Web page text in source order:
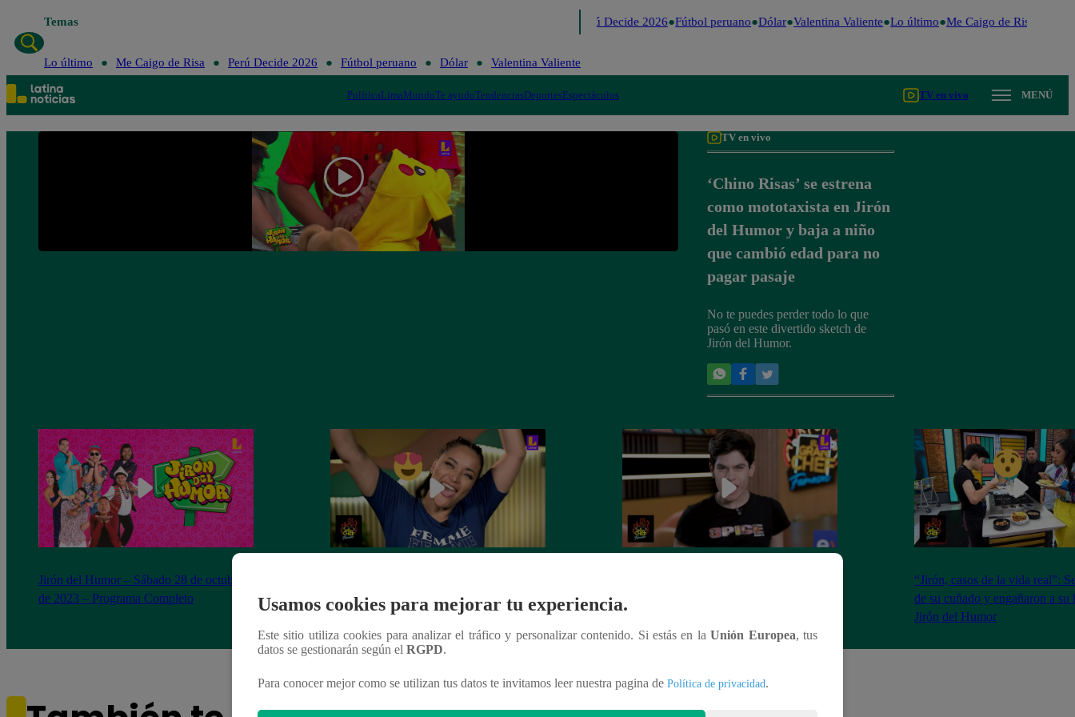
Temas Perú Decide 2026 Fútbol peruano Dólar Valentina Valiente Lo último Me Caigo de Risa
Lo último Me Caigo de Risa Perú Decide 2026 Fútbol peruano Dólar Valentina Valiente
PolíticaLimaMundoTe ayudoTendenciasDeportesEspectáculos TV en vivo MENÚ
TV en vivo
‘Chino Risas’ se estrena
como mototaxista en Jirón
del Humor y baja a niño
que cambió edad para no
pagar pasaje
No te puedes perder todo lo que
pasó en este divertido sketch de
Jirón del Humor.
Jirón del Humor – Sábado 28 de octubre
de 2023 – Programa Completo
‘Chapita’ para armar la última jarana de
Jirón del Humor
“Jirón, casos de la vida real”:
de su cuñado y engañaron a su
Jirón del Humor
Usamos cookies para mejorar tu experiencia.
Este sitio utiliza cookies para analizar el tráfico y personalizar contenido. Si estás en laUnión Europea, tus
datos se gestionarán según el RGPD.
Para conocer mejor como se utilizan tus datos te invitamos leer nuestra pagina de Política de privacidad.